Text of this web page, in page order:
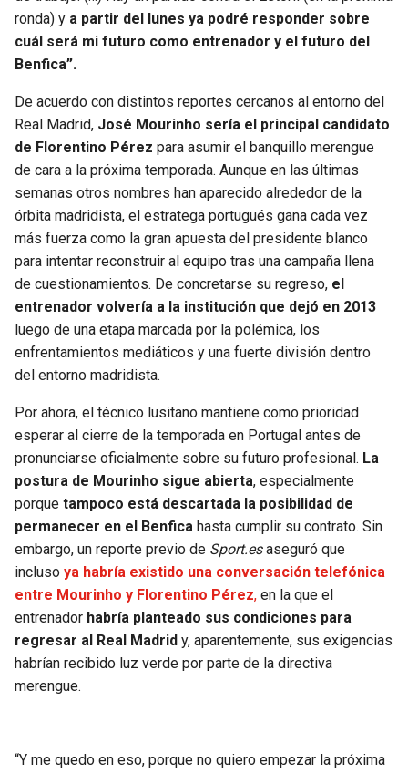
ronda) y a partir del lunes ya podré responder sobre
cuál será mi futuro como entrenador y el futuro del
Benfica”.
De acuerdo con distintos reportes cercanos al entorno del
Real Madrid, José Mourinho sería el principal candidato
de Florentino Pérez para asumir el banquillo merengue
de cara a la próxima temporada. Aunque en las últimas
semanas otros nombres han aparecido alrededor de la
órbita madridista, el estratega portugués gana cada vez
más fuerza como la gran apuesta del presidente blanco
para intentar reconstruir al equipo tras una campaña llena
de cuestionamientos. De concretarse su regreso, el
entrenador volvería a la institución que dejó en 2013
luego de una etapa marcada por la polémica, los
enfrentamientos mediáticos y una fuerte división dentro
del entorno madridista.
Por ahora, el técnico lusitano mantiene como prioridad
esperar al cierre de la temporada en Portugal antes de
pronunciarse oficialmente sobre su futuro profesional. La
postura de Mourinho sigue abierta, especialmente
porque tampoco está descartada la posibilidad de
permanecer en el Benfica hasta cumplir su contrato. Sin
embargo, un reporte previo de Sport.esaseguró que
incluso ya habría existido una conversación telefónica
entre Mourinho y Florentino Pérez, en la que el
entrenador habría planteado sus condiciones para
regresar al Real Madrid y, aparentemente, sus exigencias
habrían recibido luz verde por parte de la directiva
merengue.
“Y me quedo en eso, porque no quiero empezar la próxima